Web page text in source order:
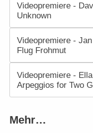
Videopremiere -
Unknown
Videopremiere -
Flug Frohmut
Videopremiere -
Arpeggios for Two
Mehr…